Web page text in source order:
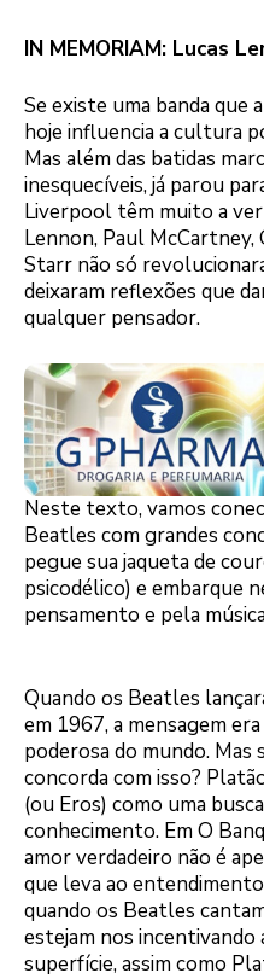
IN MEMORIAM: Lucas
Se existe uma banda que
hoje influencia a cultura
Mas além das batidas
inesquecíveis, já parou
Liverpool têm muito a
Lennon, Paul
Starr não só
deixaram reflexões que
qualquer pensador.
Neste texto, vamos
Beatles com grandes
pegue sua jaqueta de
psicodélico) e embarque
pensamento e pela
Quando os Beatles
em 1967, a mensagem
poderosa do mundo. Mas
concorda com isso?
(ou Eros) como uma
conhecimento. Em O
amor verdadeiro não é
que leva ao
quando os Beatles
estejam nos incentivando
superfície, assim como